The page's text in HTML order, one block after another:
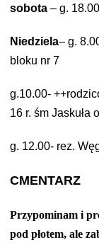
sobota – g.
Niedziela– g.
bloku nr 7
g.10.00-
16 r. śm Jaskuła
g. 12.00- rez.
CMENTARZ
Przypominam i
pod płotem, ale